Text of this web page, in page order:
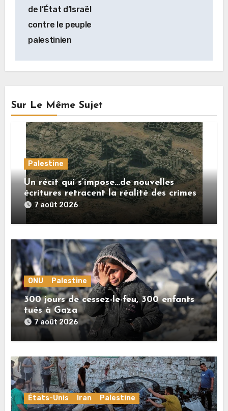
de l’État d’Israël
contre le peuple
palestinien
Sur Le Même Sujet
Palestine
Un récit qui s’impose…de nouvelles
écritures retracent la réalité des crimes
sionistes à Gaza
7 août 2026
ONU Palestine
300 jours de cessez-le-feu, 300 enfants
tués à Gaza
7 août 2026
États-Unis Iran Palestine